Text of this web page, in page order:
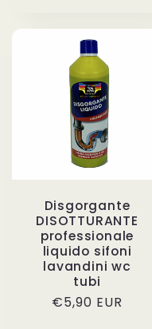
Disgorgante
DISOTTURANTE
professionale
liquido sifoni
lavandini wc
tubi
Prezzo
€5,90 EUR